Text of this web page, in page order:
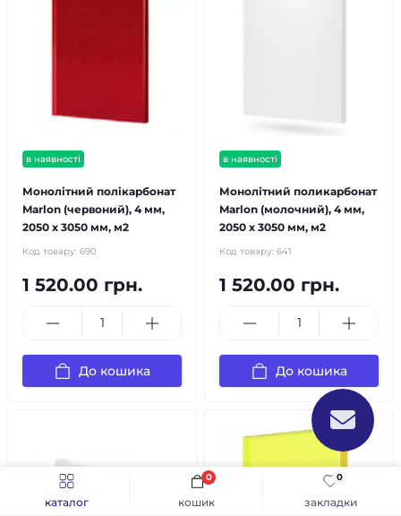
каталог закладки
0
кошик
0
в наявності
Монолітний полікарбонат
Marlon (червоний), 4 мм,
2050 х 3050 мм, м2
Код товару: 690
1 520.00 грн.
До кошика
в наявності
Монолітний поликарбонат
Marlon (молочний), 4 мм,
2050 х 3050 мм, м2
Код товару: 641
1 520.00 грн.
До кошика